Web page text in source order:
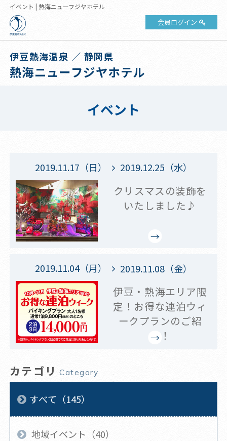
イベント | 熱海ニューフジヤホテル
会員ログイン
伊豆熱海温泉 ／ 静岡県
熱海ニューフジヤホテル
イベント
2019.11.17（日） 2019.12.25（水）
クリスマスの装飾を
いたしました♪
2019.11.04（月） 2019.11.08（金）
伊豆・熱海エリア限
定！お得な連泊ウィ
ークプランのご紹
介！
カテゴリ Category
すべて（145）
地域イベント（40）